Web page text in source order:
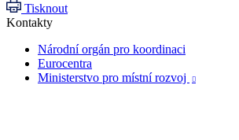
Tisknout
Kontakty
Národní orgán pro koordinaci
Eurocentra
Ministerstvo pro místní rozvoj
